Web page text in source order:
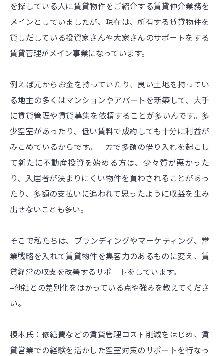
を探している人に賃貸物件をご紹介する賃貸仲介業務を
メインとしていましたが、現在は、所有する賃貸物件を
貸しだしている投資家さんや大家さんのサポートをする
賃貸管理がメイン事業になっています。
例えば元からお金を持っていたり、良い土地を持ってい
る地主の多くはマンションやアパートを新築して、大手
に賃貸管理や賃貸募集を依頼することが多いんです。多
少空室があったり、低い賃料で成約しても十分に利益が
みこめているからです。一方で多額の借り入れを起こし
て新たに不動産投資を始める方は、少々質が悪かった
り、入居者が決まりにくい物件を買わされることがあっ
たり、多額の支払いに追われて思ったように収益を生み
出せないことも多い。
そこで私たちは、ブランディングやマーケティング、営
業戦略を入れて賃貸物件を集客力のあるものに変え、賃
貸経営の収支を改善するサポートをしています。
–他社との差別化をはかっている点や強みを教えてくださ
い。
榎本氏：修繕費などの賃貸管理コスト削減をはじめ、賃
貸営業での経験を活かした空室対策のサポートを行なっ